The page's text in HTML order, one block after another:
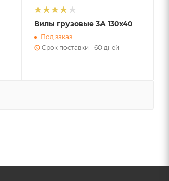
Вилы грузовые 3A 130х40
Под заказ
Срок поставки - 60 дней